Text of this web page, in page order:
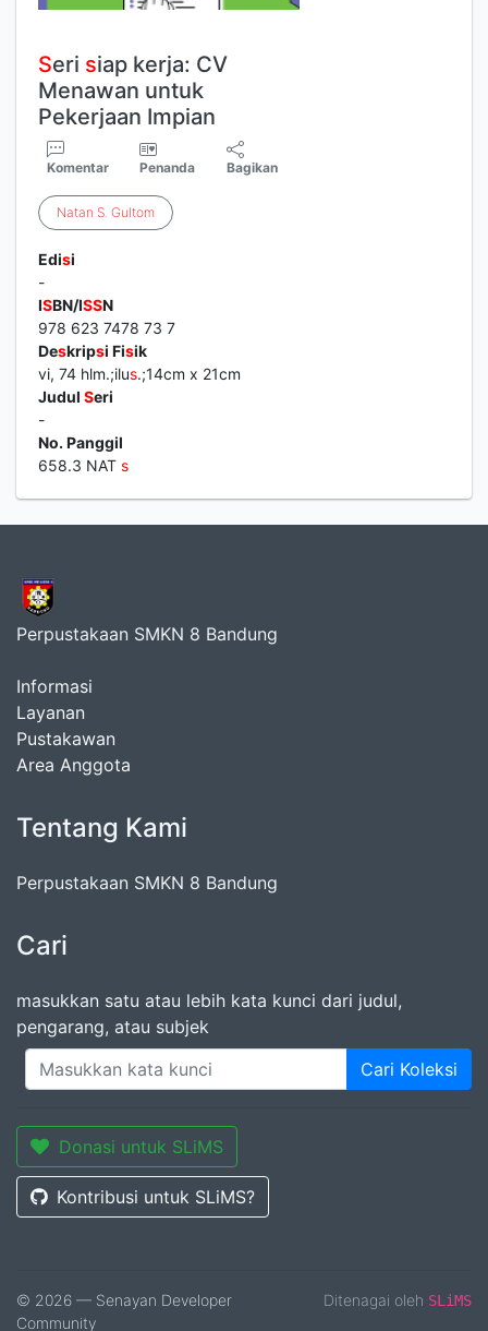
Seri siap kerja: CV
Menawan untuk
Pekerjaan Impian
Komentar Penanda Bagikan
Natan S. Gultom
Edisi
-
ISBN/ISSN
978 623 7478 73 7
Deskripsi Fisik
vi, 74 hlm.;ilus.;14cm x 21cm
Judul Seri
-
No. Panggil
658.3 NAT s
Perpustakaan SMKN 8 Bandung
Informasi
Layanan
Pustakawan
Area Anggota
Tentang Kami
Perpustakaan SMKN 8 Bandung
Cari
masukkan satu atau lebih kata kunci dari judul,
pengarang, atau subjek
Cari Koleksi
Donasi untuk SLiMS
Kontribusi untuk SLiMS?
© 2026 — Senayan Developer
Community
Ditenagai oleh SLiMS